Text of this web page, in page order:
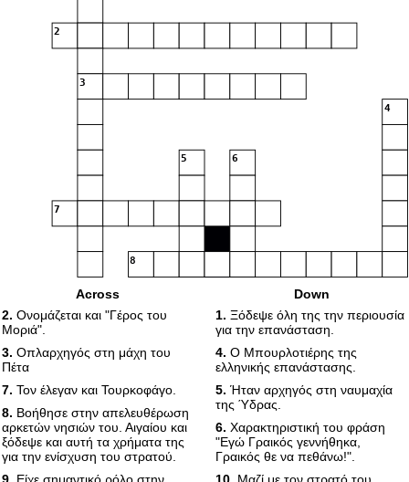
2
3
4
5 6
7
8
9 10
Across
2. Ονομάζεται και "Γέρος του
Μοριά".
3. Οπλαρχηγός στη μάχη του
Πέτα
7. Τον έλεγαν και Τουρκοφάγο.
8. Βοήθησε στην απελευθέρωση
αρκετών νησιών του. Αιγαίου και
ξόδεψε και αυτή τα χρήματα της
για την ενίσχυση του στρατού.
Down
1. Ξόδεψε όλη της την περιουσία
για την επανάσταση.
4. Ο Μπουρλοτιέρης της
ελληνικής επανάστασης.
5. Ήταν αρχηγός στη ναυμαχία
της Ύδρας.
6. Χαρακτηριστική του φράση
"Εγώ Γραικός γεννήθηκα,
Γραικός θε να πεθάνω!".